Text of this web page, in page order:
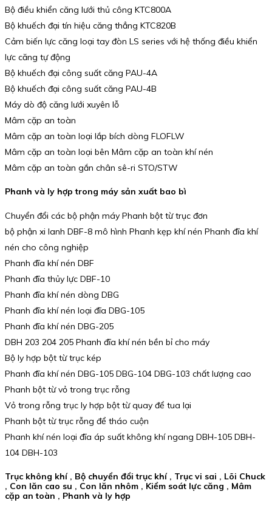
Bộ điều khiển căng lưới thủ công KTC800A
Bộ khuếch đại tín hiệu căng thẳng KTC820B
Cảm biến lực căng loại tay đòn LS series với hệ thống điều khiển
lực căng tự động
Bộ khuếch đại công suất căng PAU-4A
Bộ khuếch đại công suất căng PAU-4B
Máy dò độ căng lưới xuyên lỗ
Mâm cặp an toàn
Mâm cặp an toàn loại lắp bích dòng FLOFLW
Mâm cặp an toàn loại bên Mâm cặp an toàn khí nén
Mâm cặp an toàn gắn chân sê-ri STO/STW
Phanh và ly hợp trong máy sản xuất bao bì
Chuyển đổi các bộ phận máy Phanh bột từ trục đơn
bộ phận xi lanh DBF-8 mô hình Phanh kẹp khí nén Phanh đĩa khí
nén cho công nghiệp
Phanh đĩa khí nén DBF
Phanh đĩa thủy lực DBF-10
Phanh đĩa khí nén dòng DBG
Phanh đĩa khí nén loại đĩa DBG-105
Phanh đĩa khí nén DBG-205
DBH 203 204 205 Phanh đĩa khí nén bền bỉ cho máy
Bộ ly hợp bột từ trục kép
Phanh đĩa khí nén DBG-105 DBG-104 DBG-103 chất lượng cao
Phanh bột từ vỏ trong trục rỗng
Vỏ trong rỗng trục ly hợp bột từ quay để tua lại
Phanh bột từ trục rỗng để tháo cuộn
Phanh khí nén loại đĩa áp suất không khí ngang DBH-105 DBH-
104 DBH-103
Trục không khí , Bộ chuyển đổi trục khí , Trục vi sai , Lõi Chuck
, Con lăn cao su , Con lăn nhôm , Kiểm soát lực căng , Mâm
cặp an toàn , Phanh và ly hợp